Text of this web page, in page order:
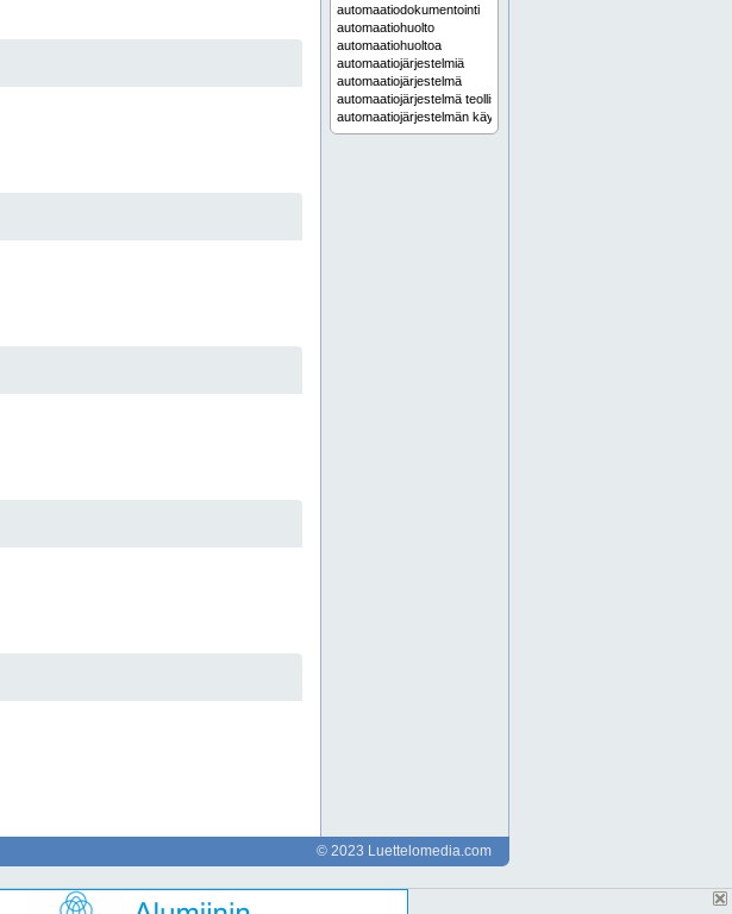
automaatiodokumentointi
automaatiohuolto
automaatiohuoltoa
automaatiojärjestelmiä
automaatiojärjestelmä
automaatiojärjestelmä teollisuus
automaatiojärjestelmän käyttöönotto
automaatiojärjestelmän modernisointi
hmi ohjelmointi
hmi-käyttöliittymä
© 2023 Luettelomedia.com